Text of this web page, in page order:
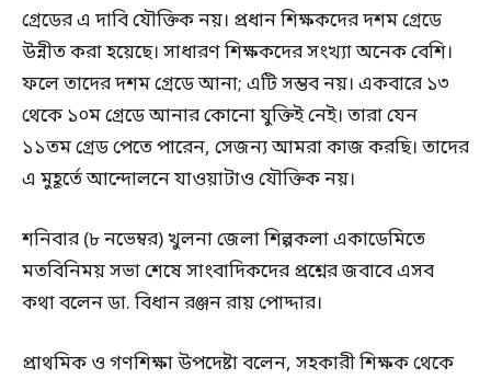
গ্রেডের এ দাবি যৌক্তিক নয়। প্রধান শিক্ষকদের দশম গ্রেডে
উন্নীত করা হয়েছে। সাধারণ শিক্ষকদের সংখ্যা অনেক বেশি।
ফলে তাদের দশম গ্রেডে আনা; এটি সম্ভব নয়। একবারে ১৩
থেকে ১০ম গ্রেডে আনার কোনো যুক্তিই নেই। তারা যেন
১১তম গ্রেড পেতে পারেন, সেজন্য আমরা কাজ করছি। তাদের
এ মুহূর্তে আন্দোলনে যাওয়াটাও যৌক্তিক নয়।
শনিবার (৮ নভেম্বর) খুলনা জেলা শিল্পকলা একাডেমিতে
মতবিনিময় সভা শেষে সাংবাদিকদের প্রশ্নের জবাবে এসব
কথা বলেন ডা. বিধান রঞ্জন রায় পোদ্দার।
প্রাথমিক ও গণশিক্ষা উপদেষ্টা বলেন, সহকারী শিক্ষক থেকে